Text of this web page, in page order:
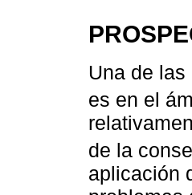
Una de
es en el
de la
aplicación